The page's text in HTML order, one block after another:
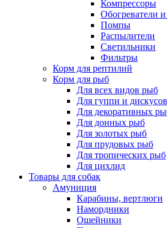
Компрессоры
Обогреватели и
Помпы
Распылители
Светильники
Фильтры
Корм для рептилий
Корм для рыб
Для всех видов рыб
Для гуппи и дискусов
Для декоративных
Для донных рыб
Для золотых рыб
Для прудовых рыб
Для тропических рыб
Для цихлид
Товары для собак
Амуниция
Карабины, вертлюги
Намордники
Ошейники